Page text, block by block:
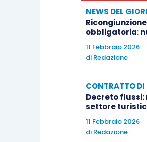
NEWS DEL
obbligatoria:
11 Febbraio 2026
di Redazione
CONTRATTO DI
Decreto
settore
11 Febbraio 2026
di Redazione